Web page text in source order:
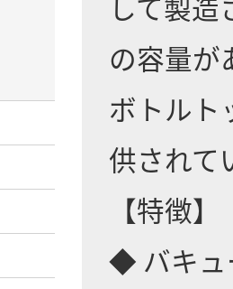
の容量が
ボトルト
供されて
【特徴】
◆ バキュ